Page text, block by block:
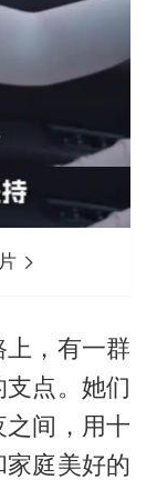
，有一群
点。她们
间，用十
庭美好的